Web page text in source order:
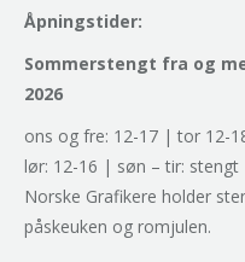
Åpningstider:
Sommerstengt fra og
2026
ons og fre: 12-17 | tor 12-
lør: 12-16 | søn – tir: stengt
Norske Grafikere holder
påskeuken og romjulen.